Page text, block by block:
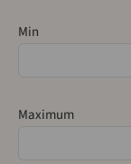
Min
Maximum